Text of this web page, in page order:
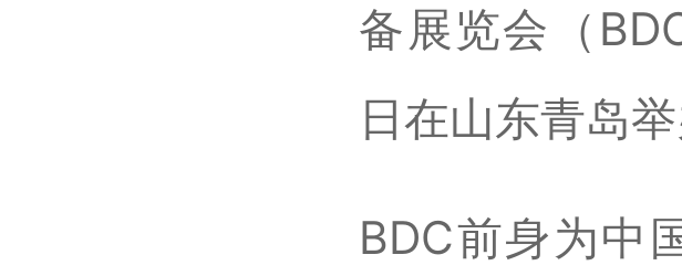
备展览会（
日在山东青岛举
BDC前身为中